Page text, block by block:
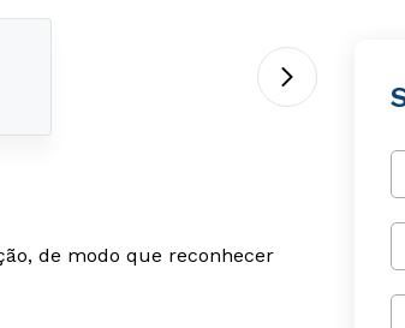
de modo que reconhecer